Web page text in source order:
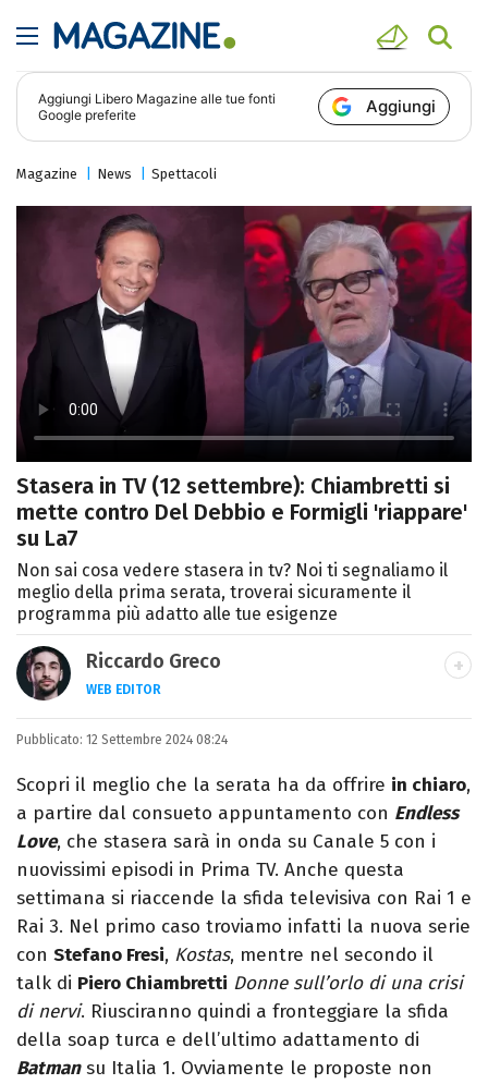
Aggiungi Libero Magazine alle tue fonti
Google preferite
Aggiungi
Magazine News Spettacoli
Stasera in TV (12 settembre): Chiambretti si
mette contro Del Debbio e Formigli 'riappare'
su La7
Non sai cosa vedere stasera in tv? Noi ti segnaliamo il
meglio della prima serata, troverai sicuramente il
programma più adatto alle tue esigenze
Riccardo Greco
WEB EDITOR
LINKEDIN
Si avvicina all'editoria studiando all'IED
come Fashion Editor. Si specializza poi in
Comunicazione digitale, Giornalismo e
Nuovi media presso La Sapienza,
collaborando con alcune testate ed uffici
stampa.
Pubblicato: 12 Settembre 2024 08:24
Scopri il meglio che la serata ha da offrire in chiaro,
a partire dal consueto appuntamento con Endless
Love, che stasera sarà in onda su Canale 5 con i
nuovissimi episodi in Prima TV. Anche questa
settimana si riaccende la sfida televisiva con Rai 1 e
Rai 3. Nel primo caso troviamo infatti la nuova serie
con Stefano Fresi, Kostas, mentre nel secondo il
talk di Piero Chiambretti Donne sull’orlo di una crisi
di nervi. Riusciranno quindi a fronteggiare la sfida
della soap turca e dell’ultimo adattamento di
Batmansu Italia 1. Ovviamente le proposte non